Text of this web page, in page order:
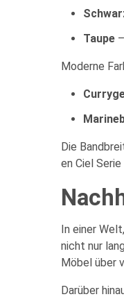
Taupe
Moderne
Die
en Ciel
In einer
nicht nur
Möbel über
Darüber